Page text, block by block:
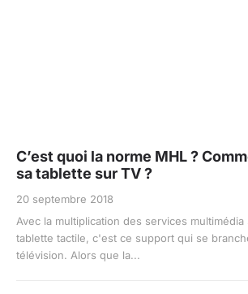
C’est quoi la norme MHL ?
sa tablette sur TV ?
20 septembre 2018
Avec la multiplication des services
tablette tactile, c'est ce support qui se
télévision. Alors que la...